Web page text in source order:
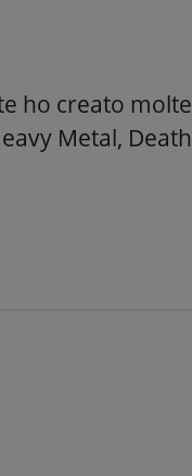
ho creato molte
Metal, Death